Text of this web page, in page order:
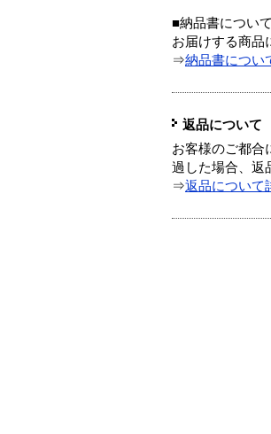
■納品書について
お届けする商品
⇒納品書につい
返品について
お客様のご都合
過した場合、返
⇒返品について